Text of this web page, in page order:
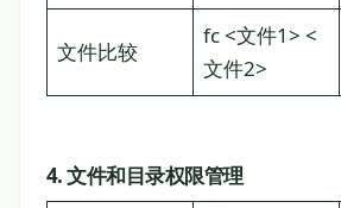
文件比较
fc <文件1> <
文件2>
4. 文件和目录权限管理